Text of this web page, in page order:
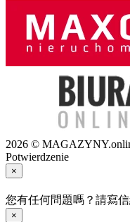
2026 ©
Potwierdzenie
×
您有任何問題嗎？請寫
×